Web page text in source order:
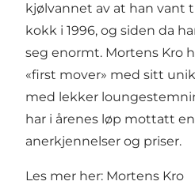
kjølvannet av at han vant
kokk i 1996, og siden da
seg enormt. Mortens Kro
«first mover» med sitt
med lekker
har i årenes løp mottatt
anerkjennelser og priser.
Les mer her: Mortens Kro